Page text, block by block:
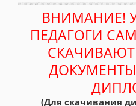
ВНИМАНИЕ!
ПЕДАГОГИ
ДОКУМЕНТЫ
(Для скачивания